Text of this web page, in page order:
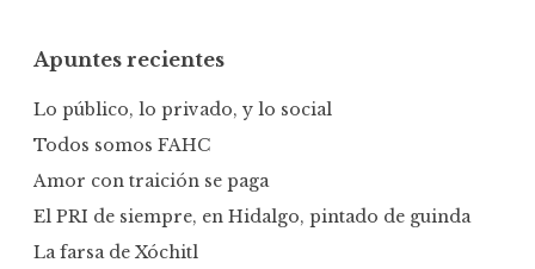
a
r
Apuntes recientes
Lo público, lo privado, y lo social
Todos somos FAHC
Amor con traición se paga
El PRI de siempre, en Hidalgo, pintado de guinda
La farsa de Xóchitl